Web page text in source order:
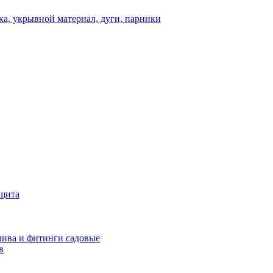
укрывной материал, дуги, парники
и фитинги садовые